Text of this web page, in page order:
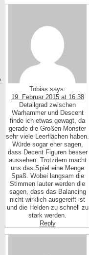
Tobias says:
19. Februar 2015 at 16:38
Detailgrad zwischen
Warhammer und Descent
finde ich etwas gewagt, da
gerade die Großen Monster
sehr viele Leerflächen haben.
Würde sogar eher sagen,
dass Decent Figuren besser
aussehen. Trotzdem macht
uns das Spiel eine Menge
Spaß. Wobei langsam die
Stimmen lauter werden die
sagen, dass das Balancing
nicht wirklich ausgereift ist
und die Helden zu schnell zu
stark werden.
Reply